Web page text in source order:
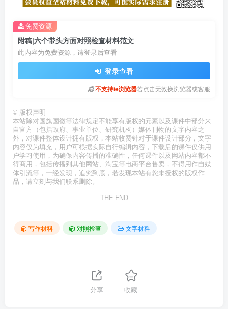
附稿|六个带头方面对照检查材料范文
此内容为免费资源，请登录后查看
登录查看
不支持ie浏览器若点击无效换浏览器或客服
免费资源
© 版权声明
本站除对国旗国徽等法律规定不能享有版权的元素以及课件中部分来
自官方（包括政府、事业单位、研究机构）媒体刊物的文字内容之
外，对课件整体设计拥有版权，本站收费针对于课件设计部分，文字
内容仅为填充，用户可根据实际自行编辑内容，下载后的课件仅供用
户学习使用，为确保内容传播的准确性，任何课件以及网站内容都不
得商用，包括传播到其他网站、淘宝等电商平台售卖，不得用作自媒
体引流等，一经发现，追究到底，若发现本站有您未授权的版权作
品，请立刻与我们联系删除。
THE END
写作材料 对照检查 文字材料
分享 收藏